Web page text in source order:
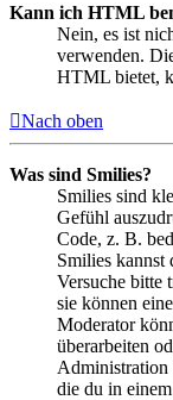
Kann ich HTML
Nein, es ist
verwenden.
HTML bietet,
Nach oben
Was sind Smilies?
Smilies sind
Gefühl
Code, z. B.
Smilies kannst
Versuche bitte
sie können
Moderator
überarbeiten
Administration
die du in